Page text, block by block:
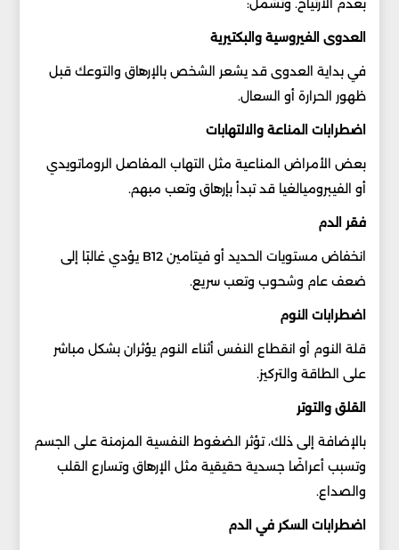
بعدم الارتياح. وتشمل:
العدوى الفيروسية والبكتيرية
في بداية العدوى قد يشعر الشخص بالإرهاق والتوعك قبل
ظهور الحرارة أو السعال.
اضطرابات المناعة والالتهابات
بعض الأمراض المناعية مثل التهاب المفاصل الروماتويدي
أو الفيبروميالغيا قد تبدأ بإرهاق وتعب مبهم.
فقر الدم
انخفاض مستويات الحديد أو فيتامين B12 يؤدي غالبًا إلى
ضعف عام وشحوب وتعب سريع.
اضطرابات النوم
قلة النوم أو انقطاع النفس أثناء النوم يؤثران بشكل مباشر
على الطاقة والتركيز.
القلق والتوتر
بالإضافة إلى ذلك، تؤثر الضغوط النفسية المزمنة على الجسم
وتسبب أعراضًا جسدية حقيقية مثل الإرهاق وتسارع القلب
والصداع.
اضطرابات السكر في الدم